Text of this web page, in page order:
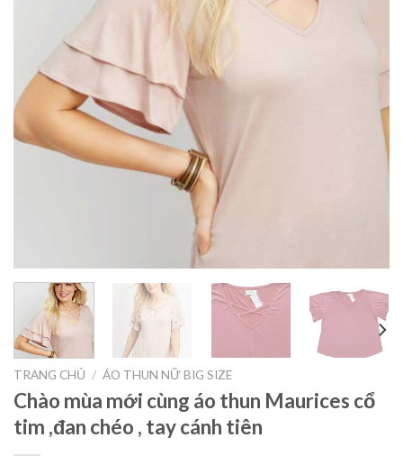
TRANG CHỦ / ÁO THUN NỮ BIG SIZE
Chào mùa mới cùng áo thun Maurices cổ
tim ,đan chéo , tay cánh tiên